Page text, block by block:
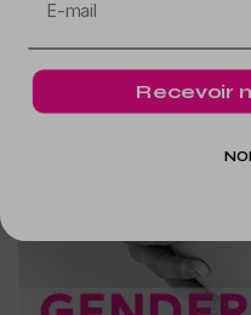
Recevoir